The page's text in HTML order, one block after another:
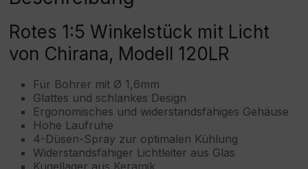
Rotes 1:5 Winkelstück mit Licht
von Chirana, Modell 120LR
Für Bohrer mit Ø 1,6mm
Glattes und schlankes Design
Ergonomisches und widerstandsfähiges Gehäuse
Hohe Laufruhe
4-Düsen-Spray zur optimalen Kühlung
Widerstandsfähiger Lichtleiter aus Glas
Kugellager aus Keramik